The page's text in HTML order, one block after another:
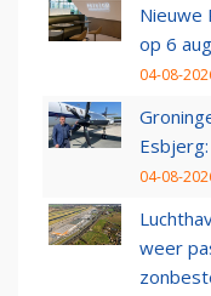
Nieuwe
op 6
04-08-
04-08-
weer